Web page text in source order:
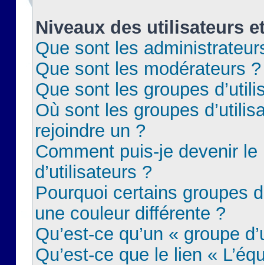
Niveaux des utilisateurs
Que sont les
Que sont les modérateurs ?
Que sont les groupes
Où sont les groupes
rejoindre un ?
Comment puis-je devenir le
d’utilisateurs ?
Pourquoi certains groupes
une couleur différente ?
Qu’est-ce qu’un « groupe
Qu’est-ce que le lien «